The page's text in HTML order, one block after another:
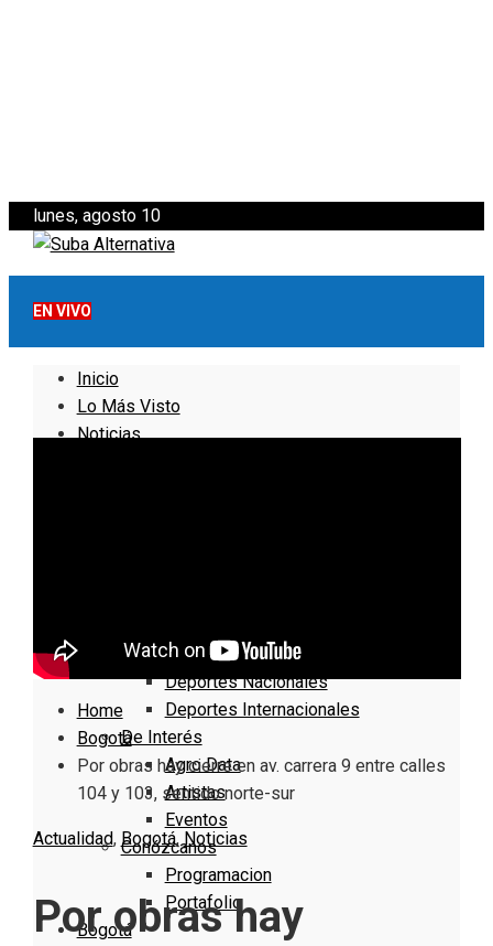
lunes, agosto 10
EN VIVO
Inicio
Lo Más Visto
Noticias
Deportes Locales
Deportes Nacionales
Deportes Internacionales
De Interés
Agro Data
Artistas
Eventos
Conózcanos
Programacion
Portafolio
Bogotá
Home
Bogotá
Por obras hay cierre en av. carrera 9 entre calles
104 y 103, sentido norte-sur
Actualidad, Bogotá, Noticias
Por obras hay